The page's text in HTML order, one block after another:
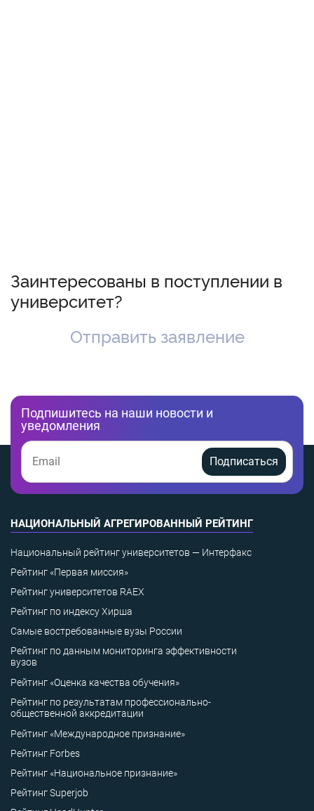
Заинтересованы в поступлении в
университет?
Отправить заявление
Подпишитесь на наши новости и
уведомления
Подписаться
НАЦИОНАЛЬНЫЙ АГРЕГИРОВАННЫЙ РЕЙТИНГ
Национальный рейтинг университетов — Интерфакс
Рейтинг «Первая миссия»
Рейтинг университетов RAEX
Рейтинг по индексу Хирша
Самые востребованные вузы России
Рейтинг по данным мониторинга эффективности
вузов
Рейтинг «Оценка качества обучения»
Рейтинг по результатам профессионально-
общественной аккредитации
Рейтинг «Международное признание»
Рейтинг Forbes
Рейтинг «Национальное признание»
Рейтинг Superjob